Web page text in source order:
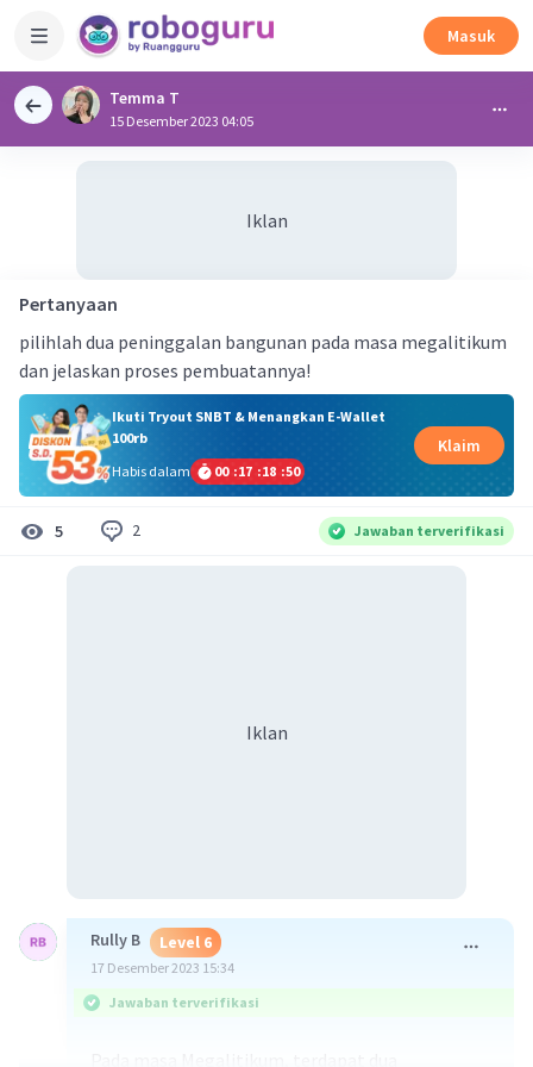
Masuk
Temma T
15 Desember 2023 04:05
Iklan
Pertanyaan
pilihlah dua peninggalan bangunan pada masa megalitikum
dan jelaskan proses pembuatannya!
Ikuti Tryout SNBT & Menangkan E-Wallet
100rb
Habis dalam
00 :17 :18 :50
Klaim
5 2 Jawaban terverifikasi
Iklan
Rully B Level 6
17 Desember 2023 15:34
Jawaban terverifikasi